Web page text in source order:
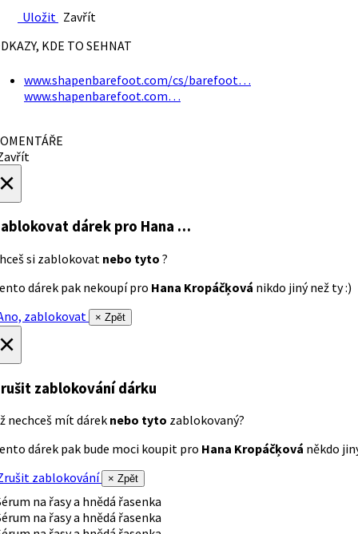
Uložit Zavřít
KDE TO SEHNAT
www.shapenbarefoot.com/cs/barefoot…
www.shapenbarefoot.com…
dárek pro Hana …
si zablokovat nebo tyto ?
dárek pak nekoupí pro Hana Kropáčķová nikdo jiný než ty :)
zablokovat
× Zpět
zablokování dárku
nechceš mít dárek nebo tyto zablokovaný?
dárek pak bude moci koupit pro Hana Kropáčķová někdo
zablokování
× Zpět